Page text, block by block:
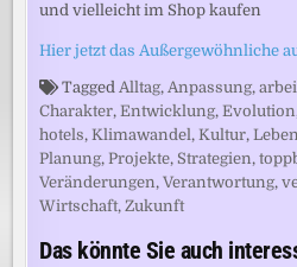
und vielleicht im Shop kaufen
Hier jetzt das Außergewöhnliche
TaggedAlltag,Anpassung,
Charakter,Entwicklung,Evolution
hotels,Klimawandel,Kultur,
Planung,Projekte, Strategien,
Veränderungen,Verantwortung,
Wirtschaft,Zukunft
Das könnte Sie auch